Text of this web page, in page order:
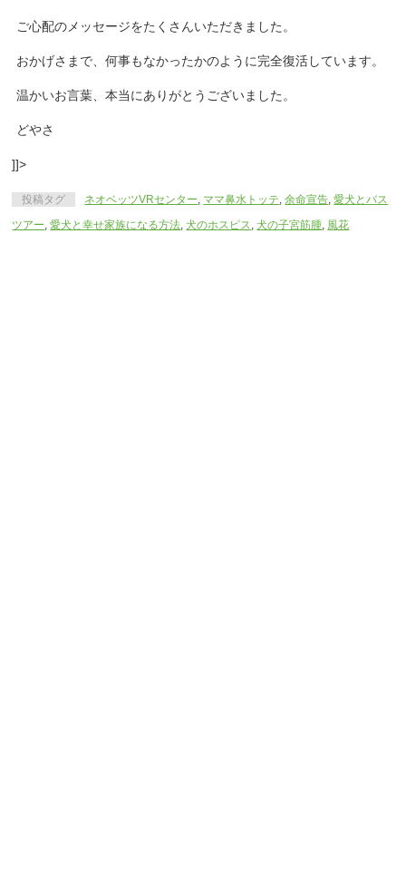
ご心配のメッセージをたくさんいただきました。
おかげさまで、何事もなかったかのように完全復活しています。
温かいお言葉、本当にありがとうございました。
どやさ
]]>
投稿タグ ネオベッツVRセンター ママ鼻水トッテ ,余命宣告 ,愛犬とバス
ツアー ,愛犬と幸せ家族になる方法 ,犬のホスピス ,犬の子宮筋腫 風花